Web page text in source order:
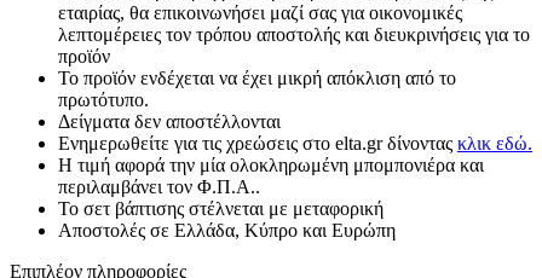
εταιρίας, θα επικοινωνήσει μαζί σας για οικονομικές
λεπτομέρειες τον τρόπου αποστολής και διευκρινήσεις για το
προϊόν
Το προϊόν ενδέχεται να έχει μικρή απόκλιση από το
πρωτότυπο.
Δείγματα δεν αποστέλλονται
Ενημερωθείτε για τις χρεώσεις στο elta.gr δίνοντας κλικ εδώ.
Η τιμή αφορά την μία ολοκληρωμένη μπομπονιέρα και
περιλαμβάνει τον Φ.Π.Α..
Το σετ βάπτισης στέλνεται με μεταφορική
Αποστολές σε Ελλάδα, Κύπρο και Ευρώπη
Επιπλέον πληροφορίες